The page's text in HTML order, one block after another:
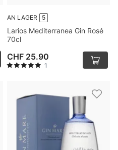
AN LAGER 5
Larios Mediterranea Gin Rosé
70cl
CHF 25.90
1